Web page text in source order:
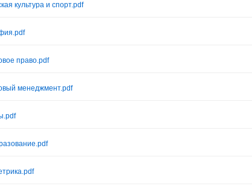
культура и спорт.pdf
право.pdf
менеджмент.pdf